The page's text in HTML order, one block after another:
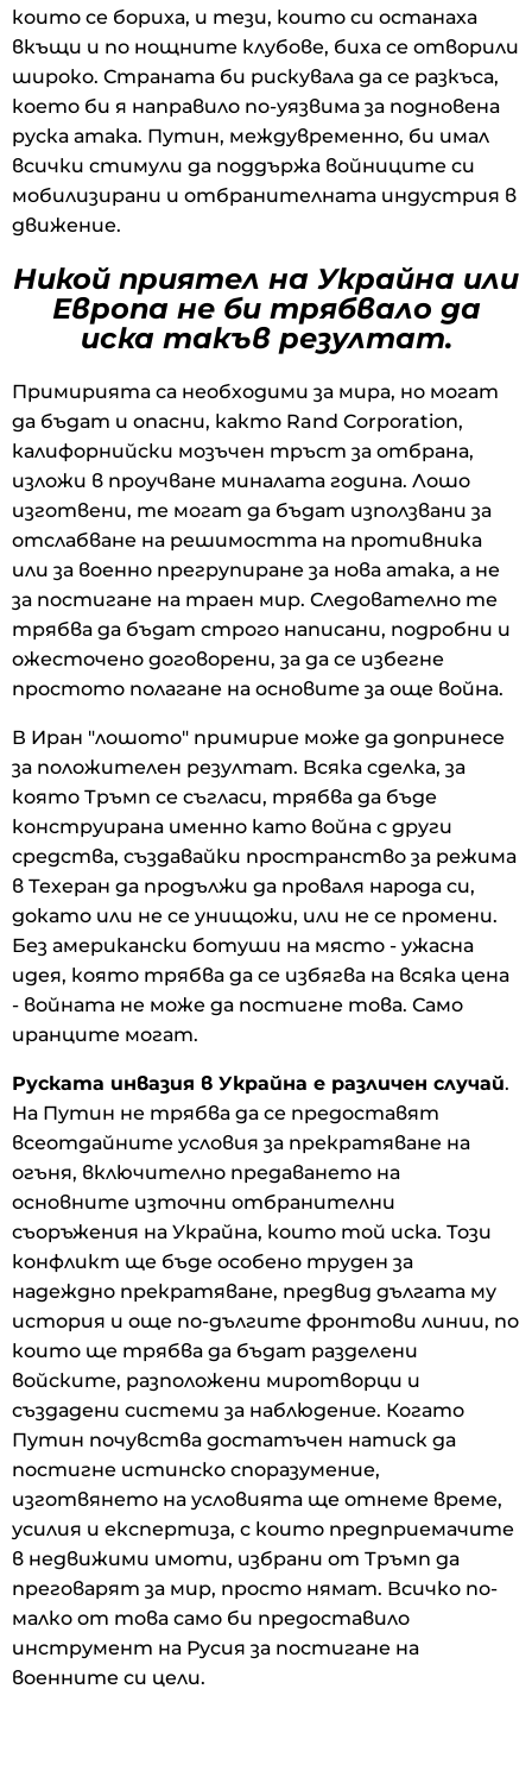
които се бориха, и тези, които си останаха
вкъщи и по нощните клубове, биха се отворили
широко. Страната би рискувала да се разкъса,
което би я направило по-уязвима за подновена
руска атака. Путин, междувременно, би имал
всички стимули да поддържа войниците си
мобилизирани и отбранителната индустрия в
движение.
Никой приятел на Украйна или
Европа не би трябвало да
иска такъв резултат.
Примирията са необходими за мира, но могат
да бъдат и опасни, както Rand Corporation,
калифорнийски мозъчен тръст за отбрана,
изложи в проучване миналата година. Лошо
изготвени, те могат да бъдат използвани за
отслабване на решимостта на противника
или за военно прегрупиране за нова атака, а не
за постигане на траен мир. Следователно те
трябва да бъдат строго написани, подробни и
ожесточено договорени, за да се избегне
простото полагане на основите за още война.
В Иран "лошото" примирие може да допринесе
за положителен резултат. Всяка сделка, за
която Тръмп се съгласи, трябва да бъде
конструирана именно като война с други
средства, създавайки пространство за режима
в Техеран да продължи да проваля народа си,
докато или не се унищожи, или не се промени.
Без американски ботуши на място - ужасна
идея, която трябва да се избягва на всяка цена
- войната не може да постигне това. Само
иранците могат.
Руската инвазия в Украйна е различен случай.
На Путин не трябва да се предоставят
всеотдайните условия за прекратяване на
огъня, включително предаването на
основните източни отбранителни
съоръжения на Украйна, които той иска. Този
конфликт ще бъде особено труден за
надеждно прекратяване, предвид дългата му
история и още по-дългите фронтови линии, по
които ще трябва да бъдат разделени
войските, разположени миротворци и
създадени системи за наблюдение. Когато
Путин почувства достатъчен натиск да
постигне истинско споразумение,
изготвянето на условията ще отнеме време,
усилия и експертиза, с които предприемачите
в недвижими имоти, избрани от Тръмп да
преговарят за мир, просто нямат. Всичко по-
малко от това само би предоставило
инструмент на Русия за постигане на
военните си цели.